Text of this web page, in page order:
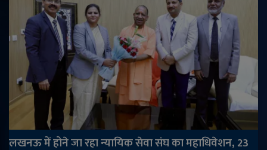
लखनऊ में होने जा रहा न्यायिक सेवा संघ का महाधिवेशन, 23